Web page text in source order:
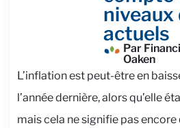
niveaux
actuels
Par
Oaken
L’inflation est peut-être en
l’année dernière, alors qu’elle
mais cela ne signifie pas encore